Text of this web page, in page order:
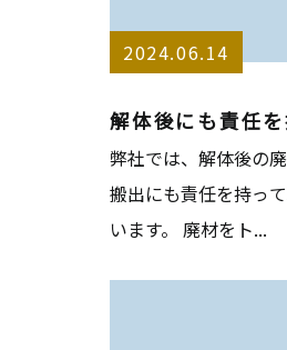
2024.06.14
弊社では、解体後の
搬出にも責任を持っ
います。 廃材をト...